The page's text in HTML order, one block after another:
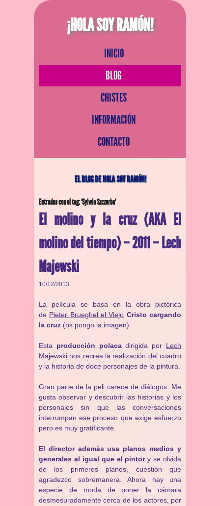
¡HOLA SOY RAMÓN!
INICIO
BLOG
CHISTES
INFORMACIÓN
CONTACTO
EL BLOG DE HOLA SOY RAMÓN!
Entradas con el tag: ‘Sylwia Szczerba’
El molino y la cruz (AKA El
molino del tiempo) – 2011 – Lech
Majewski
10/12/2013
La película se basa en la obra pictórica
de Pieter Brueghel el Viejo Cristo cargando
la cruz (os pongo la imagen).
Esta producción polacadirigida por Lech
Majewski nos recrea la realización del cuadro
y la historia de doce personajes de la pintura.
Gran parte de la peli carece de diálogos. Me
gusta observar y descubrir las historias y los
personajes sin que las conversaciones
interrumpan ese proceso que exige esfuerzo
pero es muy gratificante.
El director además usa planos medios y
generales al igual que el pintory se olvida
de los primeros planos, cuestión que
agradezco sobremanera. Ahora hay una
especie de moda de poner la cámara
desmesuradamente cerca de los actores, por